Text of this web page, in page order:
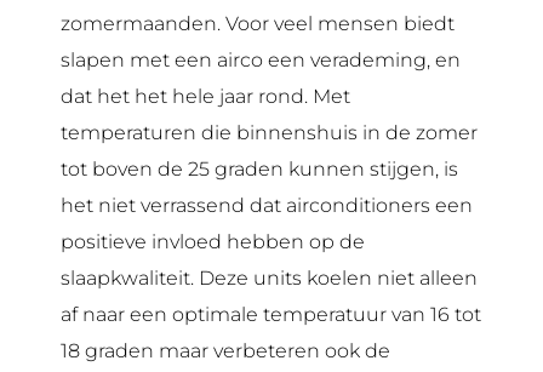
zomermaanden. Voor veel mensen biedt
slapen met een airco een verademing, en
dat het het hele jaar rond. Met
temperaturen die binnenshuis in de zomer
tot boven de 25 graden kunnen stijgen, is
het niet verrassend dat airconditioners een
positieve invloed hebben op de
slaapkwaliteit. Deze units koelen niet alleen
af naar een optimale temperatuur van 16 tot
18 graden maar verbeteren ook de